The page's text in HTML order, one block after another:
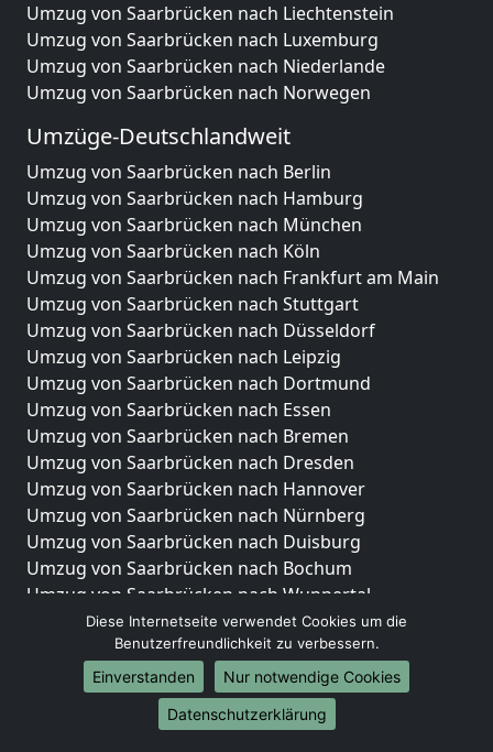
Umzug von Saarbrücken nach Liechtenstein
Umzug von Saarbrücken nach Luxemburg
Umzug von Saarbrücken nach Niederlande
Umzug von Saarbrücken nach Norwegen
Umzüge-Deutschlandweit
Umzug von Saarbrücken nach Berlin
Umzug von Saarbrücken nach Hamburg
Umzug von Saarbrücken nach München
Umzug von Saarbrücken nach Köln
Umzug von Saarbrücken nach Frankfurt am Main
Umzug von Saarbrücken nach Stuttgart
Umzug von Saarbrücken nach Düsseldorf
Umzug von Saarbrücken nach Leipzig
Umzug von Saarbrücken nach Dortmund
Umzug von Saarbrücken nach Essen
Umzug von Saarbrücken nach Bremen
Umzug von Saarbrücken nach Dresden
Umzug von Saarbrücken nach Hannover
Umzug von Saarbrücken nach Nürnberg
Umzug von Saarbrücken nach Duisburg
Umzug von Saarbrücken nach Bochum
Umzug von Saarbrücken nach Wuppertal
Umzug von Saarbrücken nach Bielefeld
Umzug von Saarbrücken nach Bonn
Umzug von Saarbrücken nach Münster
Internationale-Umzüge
Diese Internetseite verwendet Cookies um die
Benutzerfreundlichkeit zu verbessern.
Einverstanden
Nur notwendige Cookies
Datenschutzerklärung